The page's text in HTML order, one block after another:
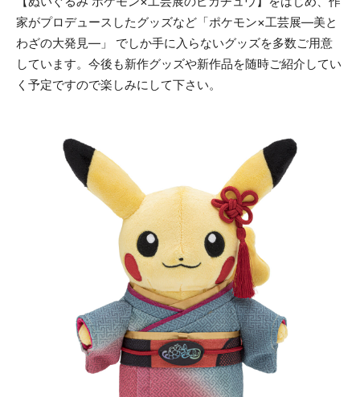
家がプロデュースしたグッズなど「ポケモン×工芸展―美と
わざの大発見―」 でしか手に入らないグッズを多数ご用意
しています。今後も新作グッズや新作品を随時ご紹介してい
く予定ですので楽しみにして下さい。